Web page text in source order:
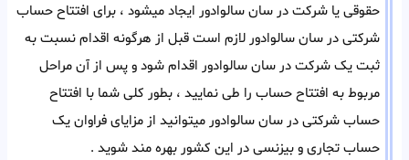
حقوقی یا شرکت در سان سالوادور ایجاد میشود ، برای افتتاح حساب
شرکتی در سان سالوادور لازم است قبل از هرگونه اقدام نسبت به
ثبت یک شرکت در سان سالوادور اقدام شود و پس از آن مراحل
مربوط به افتتاح حساب را طی نمایید ، بطور کلی شما با افتتاح
حساب شرکتی در سان سالوادور میتوانید از مزایای فراوان یک
حساب تجاری و بیزنسی در این کشور بهره مند شوید .